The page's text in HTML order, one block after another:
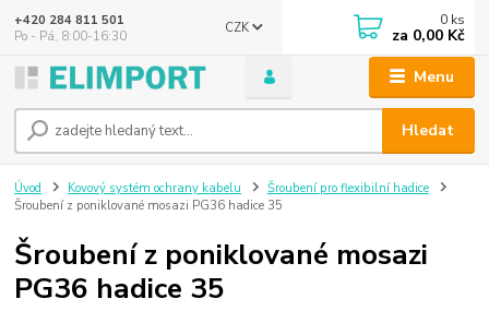
Menu
CZK
Hledat
+420 284 811 501
Po - Pá, 8:00-16:30
0 ks
za 0,00 Kč
Úvod Kovový systém ochrany kabelu
Šroubení pro flexibilní hadice
Šroubení z poniklované mosazi PG36 hadice 35
Šroubení z poniklované mosazi
PG36 hadice 35